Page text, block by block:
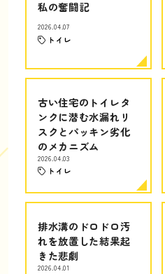
私の奮闘記
2026.04.07
トイレ
古い住宅のトイレタ
ンクに潜む水漏れリ
スクとパッキン劣化
のメカニズム
2026.04.03
トイレ
排水溝のドロドロ汚
れを放置した結果起
きた悲劇
2026.04.01